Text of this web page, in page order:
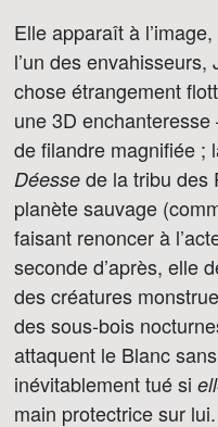
Elle apparaît à
l’un des
chose étrangement
une 3D enchanteresse
de filandre magnifiée ;
Déesse de la tribu des
planète sauvage
faisant renoncer à
seconde d’après, elle
des créatures
des sous-bois
attaquent le Blanc
inévitablement tué si
main protectrice sur